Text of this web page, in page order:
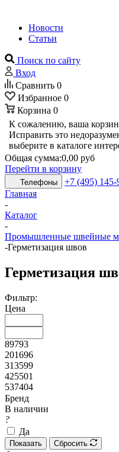
Новости
Статьи
Поиск по сайту
Вход
Сравнить 0
Избранное 0
Корзина 0
К сожалению, ваша
Исправить это
выберите в каталоге
Общая сумма:0,00 руб
Перейти в корзину
Телефоны
+7 (495) 145-
Главная
-
Каталог
-
Промышленные швейные
-Герметизация швов
Герметизация
Фильтр:
Цена
89793
201696
313599
425501
537404
Бренд
В наличии
?
Да
Показать Сбросить